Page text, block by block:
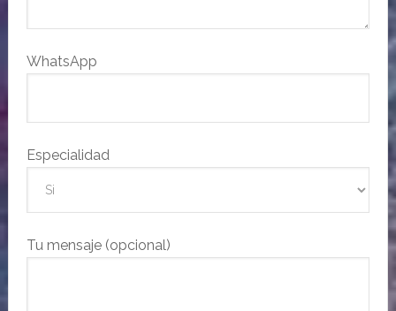
WhatsApp
Especialidad
Tu mensaje (opcional)